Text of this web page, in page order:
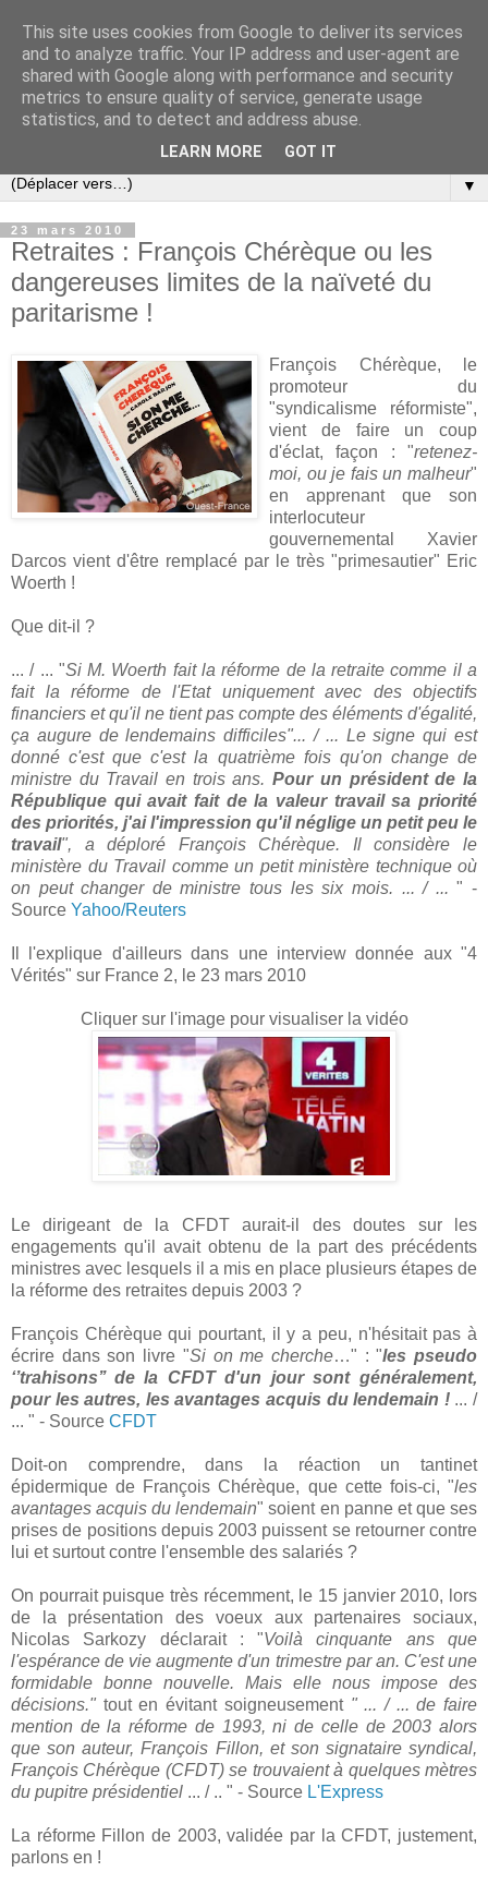
Slovar les Nouvelles
Blog citoyen d'informations, de décryptages et de
commentaires depuis 2005
▼
23 mars 2010
Retraites : François Chérèque ou les
dangereuses limites de la naïveté du
paritarisme !
François Chérèque, le
promoteur du
"syndicalisme réformiste",
vient de faire un coup
d'éclat, façon : "retenez-
moi, ou je fais un malheur"
en apprenant que son
interlocuteur
gouvernemental Xavier
Darcos vient d'être remplacé par le très "primesautier" Eric
Woerth !
Que dit-il ?
... / ... "Si M. Woerth fait la réforme de la retraite comme il a
fait la réforme de l'Etat uniquement avec des objectifs
financiers et qu'il ne tient pas compte des éléments d'égalité,
ça augure de lendemains difficiles"... / ... Le signe qui est
donné c'est que c'est la quatrième fois qu'on change de
ministre du Travail en trois ans.Pour un président de la
République qui avait fait de la valeur travail sa priorité
des priorités, j'ai l'impression qu'il néglige un petit peu le
travail", a déploré François Chérèque. Il considère le
ministère du Travail comme un petit ministère technique où
on peut changer de ministre tous les six mois. ... / ..." -
Source Yahoo/Reuters
Il l'explique d'ailleurs dans une interview donnée aux "4
Vérités" sur France 2, le 23 mars 2010
Cliquer sur l'image pour visualiser la vidéo
Le dirigeant de la CFDT aurait-il des doutes sur les
engagements qu'il avait obtenu de la part des précédents
ministres avec lesquels il a mis en place plusieurs étapes de
la réforme des retraites depuis 2003 ?
François Chérèque qui pourtant, il y a peu, n'hésitait pas à
écrire dans son livre "Si on me cherche…" : "les pseudo
‘’trahisons’’ de la CFDT d'un jour sont généralement,
pour les autres, les avantages acquis du lendemain !... /
... " - Source CFDT
Doit-on comprendre, dans la réaction un tantinet
épidermique de François Chérèque, que cette fois-ci, "les
avantages acquis du lendemain" soient en panne et que ses
prises de positions depuis 2003 puissent se retourner contre
lui et surtout contre l'ensemble des salariés ?
On pourrait puisque très récemment, le 15 janvier 2010, lors
de la présentation des voeux aux partenaires sociaux,
Nicolas Sarkozy déclarait : "Voilà cinquante ans que
l'espérance de vie augmente d'un trimestre par an. C'est une
formidable bonne nouvelle. Mais elle nous impose des
décisions." tout en évitant soigneusement" ... / ... de faire
mention de la réforme de 1993, ni de celle de 2003 alors
que son auteur, François Fillon, et son signataire syndical,
François Chérèque (CFDT) se trouvaient à quelques mètres
du pupitre présidentiel ... / .. " - Source L'Express
La réforme Fillon de 2003, validée par la CFDT, justement,
parlons en !
This site uses cookies from Google to deliver its services
and to analyze traffic. Your IP address and user-agent are
shared with Google along with performance and security
metrics to ensure quality of service, generate usage
statistics, and to detect and address abuse.
LEARN MORE GOT IT